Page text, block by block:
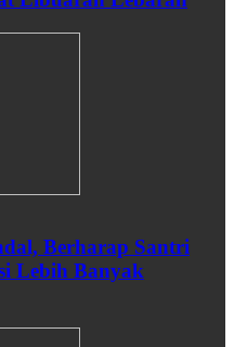
Berharap Santri
Lebih Banyak